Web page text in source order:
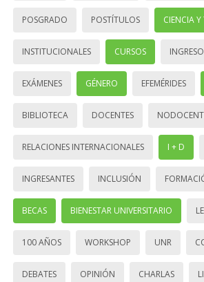
POSGRADO POSTÍTULOS CIENCIA
INSTITUCIONALES CURSOS INGRESO
EXÁMENES GÉNERO EFEMÉRIDES
BIBLIOTECA DOCENTES
RELACIONES INTERNACIONALES I + D
INGRESANTES INCLUSIÓN
BECAS BIENESTAR UNIVERSITARIO
100 AÑOS WORKSHOP UNR
DEBATES OPINIÓN CHARLAS